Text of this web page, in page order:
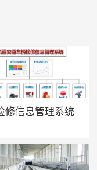
修信息管理系统
· 提升设备可靠性：